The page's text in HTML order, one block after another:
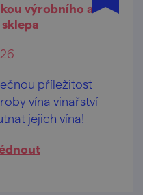
výrobního a
příležitost
vína vinařství
jejich vína!